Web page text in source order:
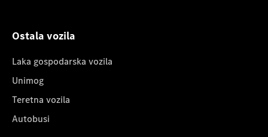
Ostala vozila
Laka gospodarska vozila
Unimog
Teretna vozila
Autobusi